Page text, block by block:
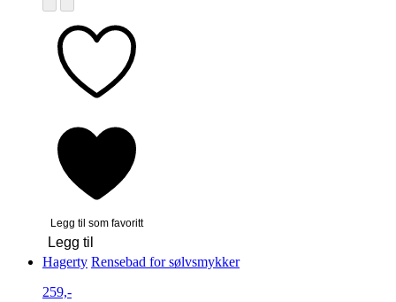
Legg til som favoritt
Legg til
Hagerty Rensebad for sølvsmykker
259,-